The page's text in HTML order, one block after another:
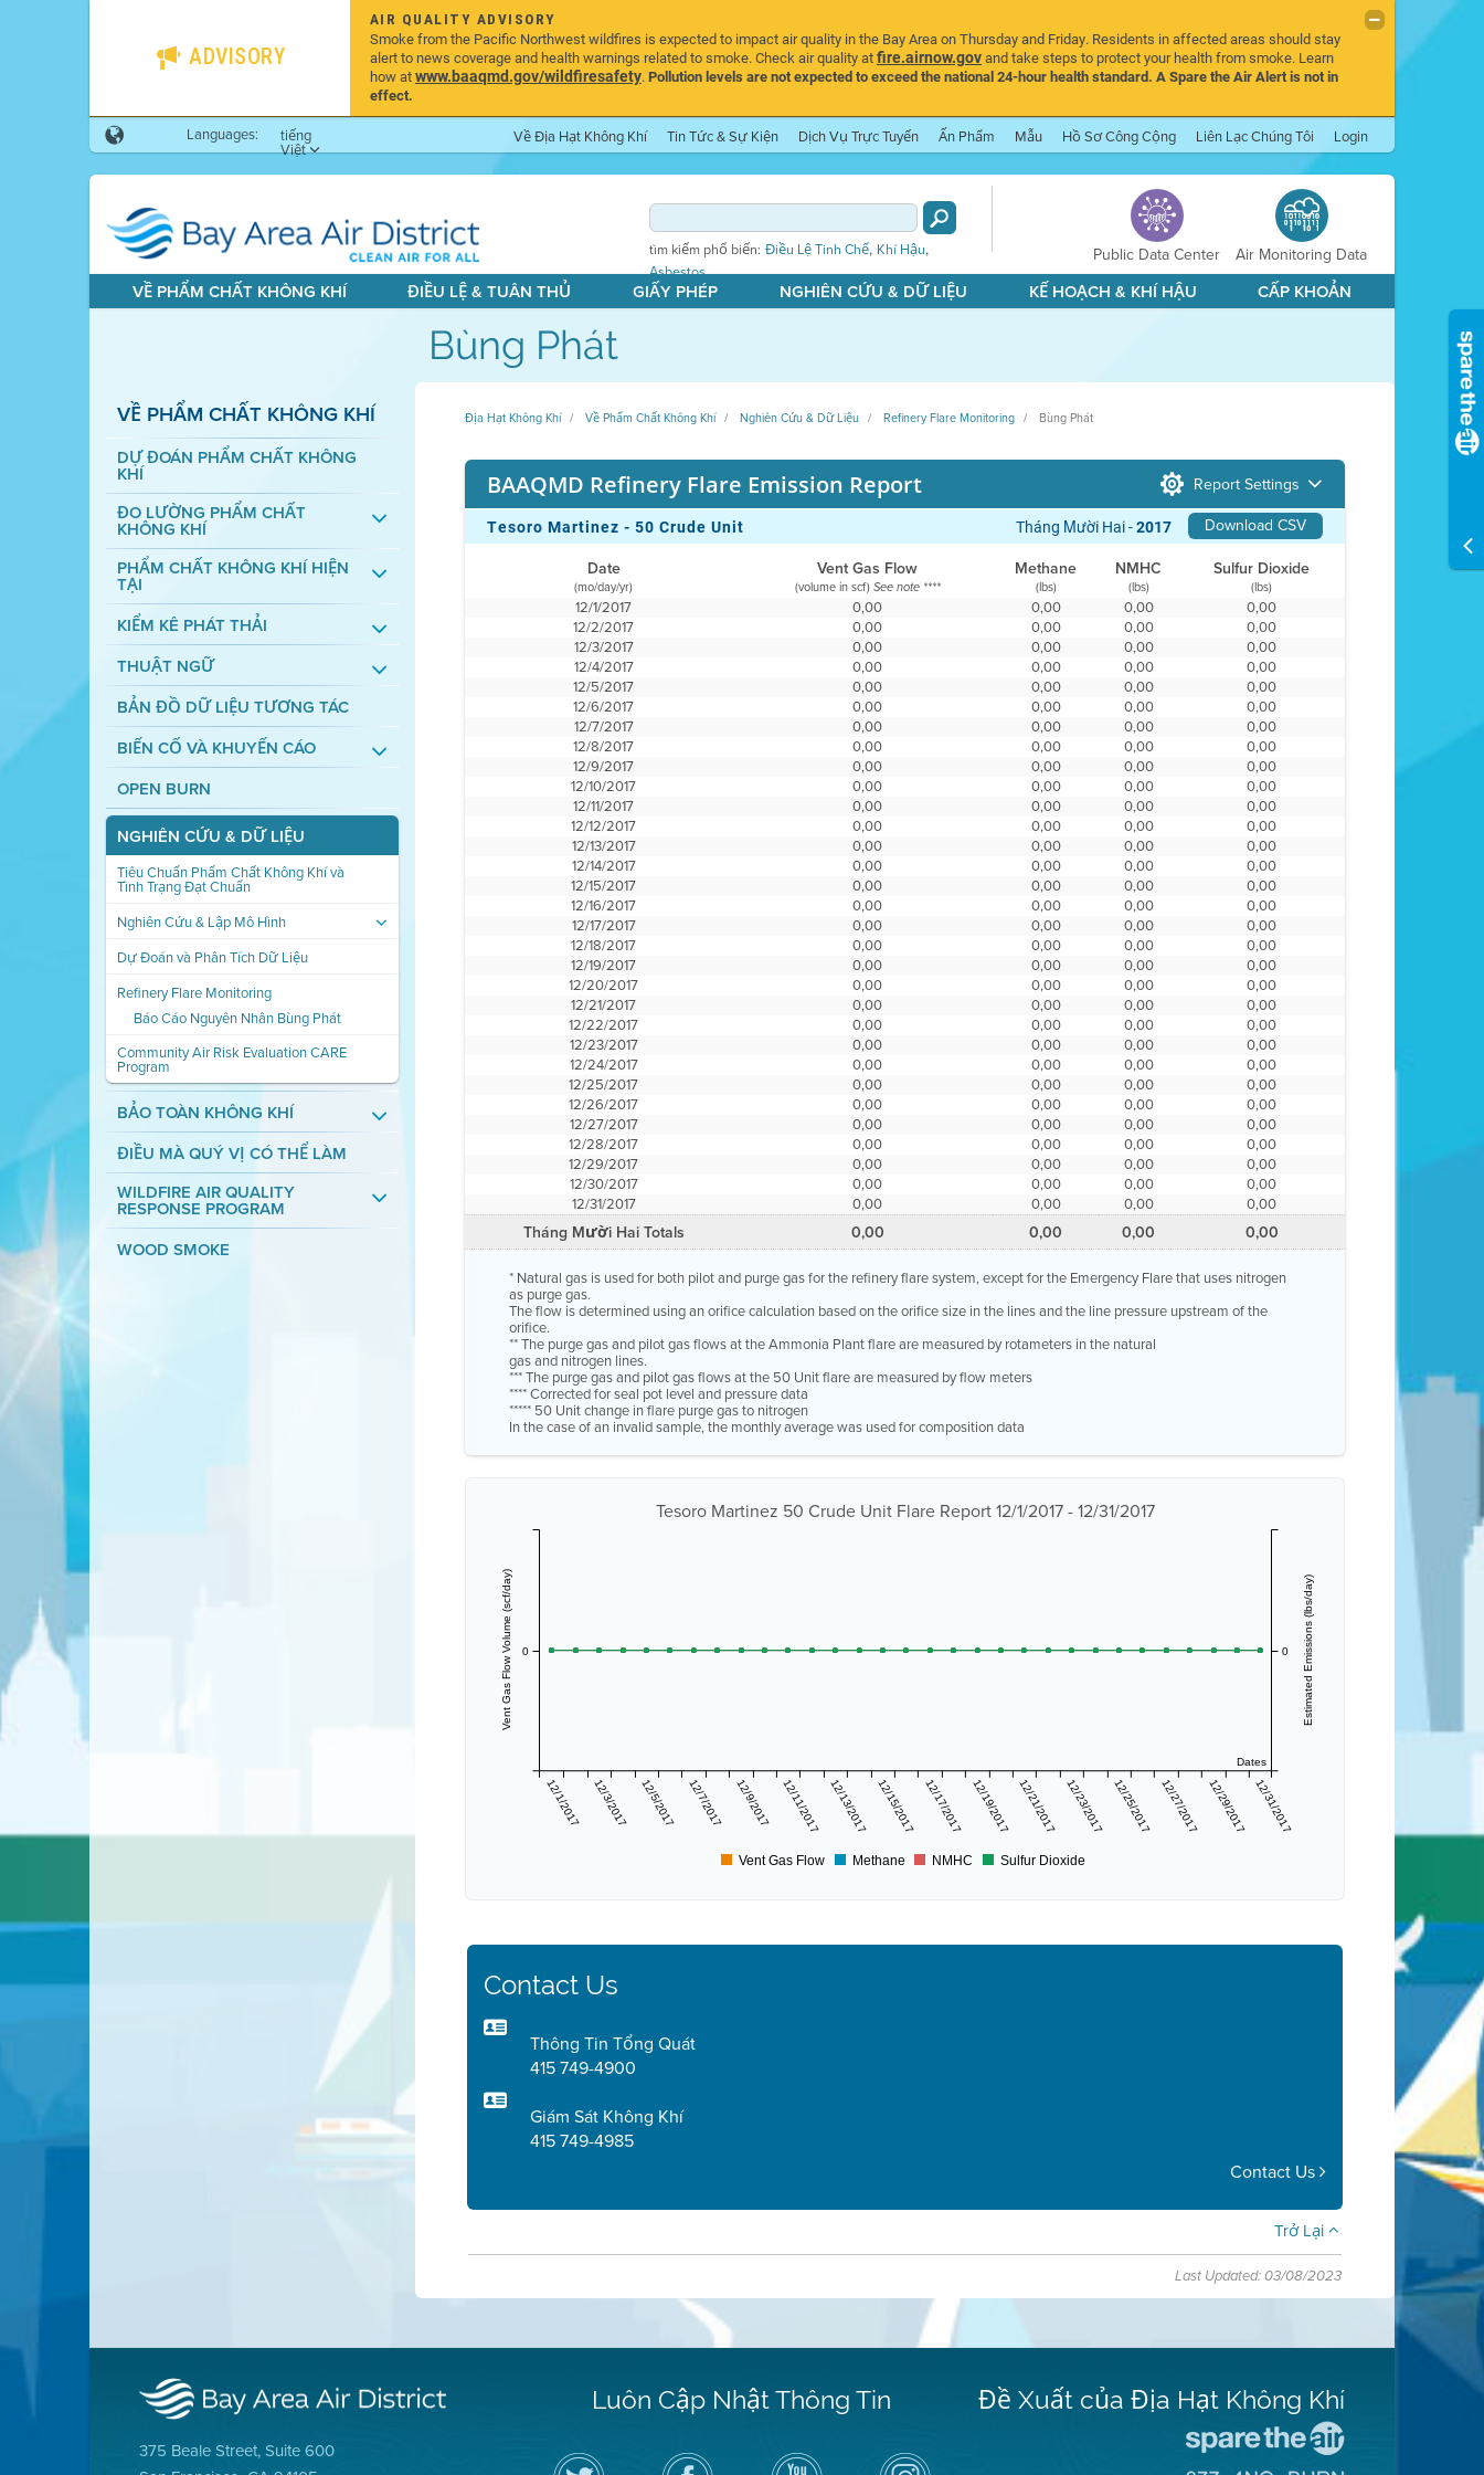
ADVISORY
AIR QUALITY ADVISORY
Smoke from the Pacific Northwest wildfires is expected to impact air quality in the Bay Area on Thursday and Friday. Residents in affected areas should stay
alert to news coverage and health warnings related to smoke. Check air quality atfire.airnow.govand take steps to protect your health from smoke. Learn
how atwww.baaqmd.gov/wildfiresafety.Pollution levels are not expected to exceed the national 24-hour health standard. A Spare the Air Alert is not in
effect.
Languages: tiếng
Việt
Về Địa Hạt Không Khí Tin Tức & Sự Kiện Dịch Vụ Trực Tuyến Ấn Phẩm Mẫu Hồ Sơ Công Cộng Liên Lạc Chúng Tôi Login
tìm kiếm phổ biến: Điều Lệ Tinh Chế, Khí Hậu,
Asbestos
Public Data Center Air Monitoring Data
VỀ PHẨM CHẤT KHÔNG KHÍ ĐIỀU LỆ & TUÂN THỦ GIẤY PHÉP NGHIÊN CỨU & DỮ LIỆU KẾ HOẠCH & KHÍ HẬU CẤP KHOẢN
Bùng Phát
VỀ PHẨM CHẤT KHÔNG KHÍ
DỰ ĐOÁN PHẨM CHẤT KHÔNG
KHÍ
ĐO LƯỜNG PHẨM CHẤT
KHÔNG KHÍ
PHẨM CHẤT KHÔNG KHÍ HIỆN
TẠI
KIỂM KÊ PHÁT THẢI
THUẬT NGỮ
BẢN ĐỒ DỮ LIỆU TƯƠNG TÁC
BIẾN CỐ VÀ KHUYẾN CÁO
OPEN BURN
NGHIÊN CỨU & DỮ LIỆU
Tiêu Chuẩn Phẩm Chất Không Khí và
Tình Trạng Đạt Chuẩn
Nghiên Cứu & Lập Mô Hình
Dự Đoán và Phân Tích Dữ Liệu
Refinery Flare Monitoring
Báo Cáo Nguyên Nhân Bùng Phát
Community Air Risk Evaluation CARE
Program
BẢO TOÀN KHÔNG KHÍ
ĐIỀU MÀ QUÝ VỊ CÓ THỂ LÀM
WILDFIRE AIR QUALITY
RESPONSE PROGRAM
WOOD SMOKE
Địa Hạt Không Khí Về Phẩm Chất Không Khí Nghiên Cứu & Dữ Liệu Refinery Flare Monitoring Bùng Phát
BAAQMD Refinery Flare Emission Report Report Settings
Tesoro Martinez - 50 Crude Unit Download CSV
Tháng Mười Hai -2017
Date Vent Gas Flow Methane NMHC Sulfur Dioxide
(mo/day/yr) (volume in scf) See note **** (lbs) (lbs) (lbs)
12/1/2017 0,00 0,00 0,00
0,00
12/2/2017
0,00 0,00 0,00
0,00
12/3/2017
0,00 0,00 0,00
0,00
12/4/2017
0,00 0,00 0,00
0,00
12/5/2017
0,00 0,00 0,00
0,00
12/6/2017
0,00 0,00 0,00
0,00
12/7/2017
0,00 0,00 0,00
0,00
12/8/2017
0,00 0,00 0,00
0,00
12/9/2017
0,00 0,00 0,00
0,00
12/10/2017
0,00 0,00 0,00
0,00
12/11/2017
0,00 0,00 0,00
0,00
12/12/2017
0,00 0,00 0,00
0,00
12/13/2017
0,00 0,00 0,00
0,00
12/14/2017
0,00 0,00 0,00
0,00
12/15/2017
0,00 0,00 0,00
0,00
12/16/2017
0,00 0,00 0,00
0,00
12/17/2017
0,00 0,00 0,00
0,00
12/18/2017
0,00 0,00 0,00
0,00
12/19/2017
0,00 0,00 0,00
0,00
12/20/2017
0,00 0,00 0,00
0,00
12/21/2017
0,00 0,00 0,00
0,00
12/22/2017
0,00 0,00 0,00
0,00
12/23/2017
0,00 0,00 0,00
0,00
12/24/2017
0,00 0,00 0,00
0,00
12/25/2017
0,00 0,00 0,00
0,00
12/26/2017
0,00 0,00 0,00
0,00
12/27/2017
0,00 0,00 0,00
0,00
12/28/2017
0,00 0,00 0,00
0,00
12/29/2017
0,00 0,00 0,00
0,00
12/30/2017
0,00 0,00 0,00
0,00
12/31/2017
0,00 0,00 0,00 0,00
Tháng Mười Hai Totals 0,00 0,00 0,00 0,00
* Natural gas is used for both pilot and purge gas for the refinery flare system, except for the Emergency Flare that uses nitrogen
as purge gas.
The flow is determined using an orifice calculation based on the orifice size in the lines and the line pressure upstream of the
orifice.
** The purge gas and pilot gas flows at the Ammonia Plant flare are measured by rotameters in the natural
gas and nitrogen lines.
*** The purge gas and pilot gas flows at the 50 Unit flare are measured by flow meters
**** Corrected for seal pot level and pressure data
***** 50 Unit change in flare purge gas to nitrogen
In the case of an invalid sample, the monthly average was used for composition data
Tesoro Martinez 50 Crude Unit Flare Report 12/1/2017 - 12/31/2017
Dates
12/1/2017 12/3/2017 12/5/2017 12/7/2017 12/9/2017 12/11/2017 12/13/2017 12/15/2017 12/17/2017 12/19/2017 12/21/2017 12/23/2017 12/25/2017 12/27/2017 12/29/2017 12/31/2017
Vent Gas Flow Volume (scf/day) 0 Estimated Emissions (lbs/day)
0
Vent Gas Flow Methane NMHC Sulfur Dioxide
Contact Us
Thông Tin Tổng Quát
415 749-4900
Giám Sát Không Khí
415 749-4985
Contact Us
Trở Lại
Last Updated: 03/08/2023
375 Beale Street, Suite 600
Luôn Cập Nhật Thông Tin
Hãy
Truy
Kênh
Air
Đề Xuất của Địa Hạt Không Khí